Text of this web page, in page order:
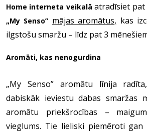
Home interneta veikalā atradīsiet pat
„My Senso” mājas aromātus, kas
ilgstošu smaržu – līdz pat 3
Aromāti, kas nenogurdina
„My Senso” aromātu līnija
dabiskāk ieviestu dabas smaržas
aromātu priekšrocības –
vieglums. Tie lieliski piemēroti gan